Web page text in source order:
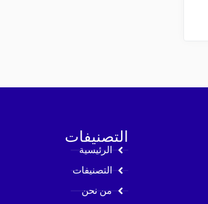
التصنيفات
الرئيسية
التصنيفات
من نحن